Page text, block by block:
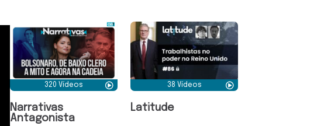
320 Vídeos
Narrativas
Antagonista
38 Vídeos
Latitude